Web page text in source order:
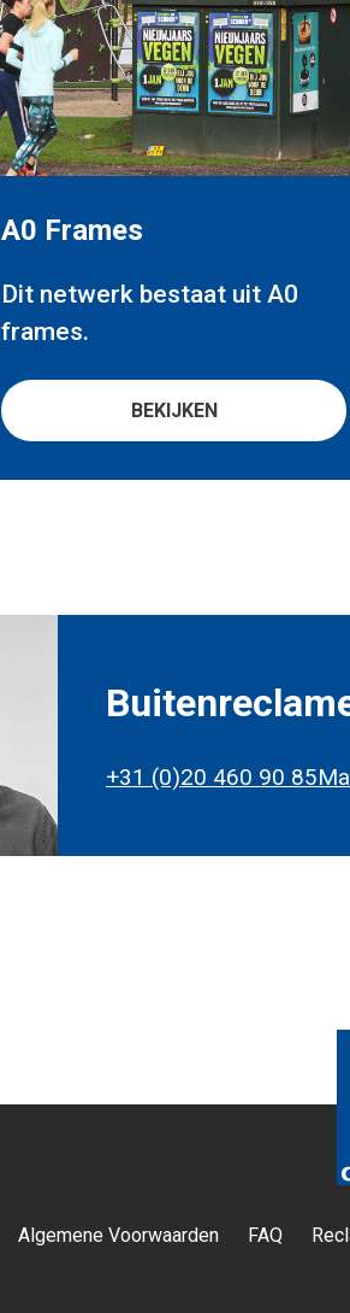
A0 Frames
Dit netwerk bestaat uit A0
frames.
BEKIJKEN
+31 (0)20 460 90 85
Algemene Voorwaarden FAQ